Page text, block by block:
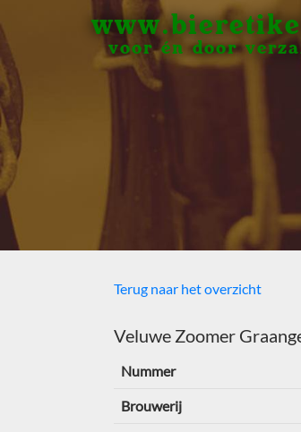
voor én door
Terug naar het overzicht
Veluwe Zoomer
Nummer
Brouwerij